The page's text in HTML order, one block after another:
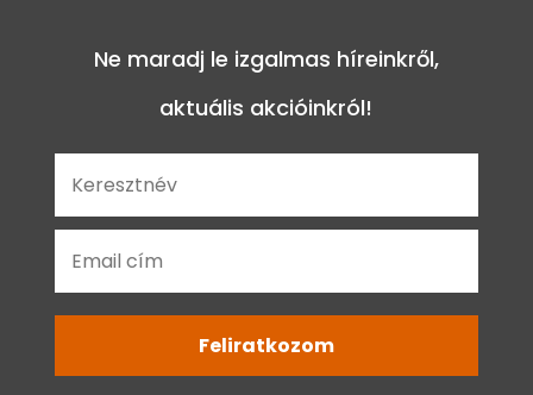
Ne maradj le izgalmas híreinkről,
aktuális akcióinkról!
Feliratkozom